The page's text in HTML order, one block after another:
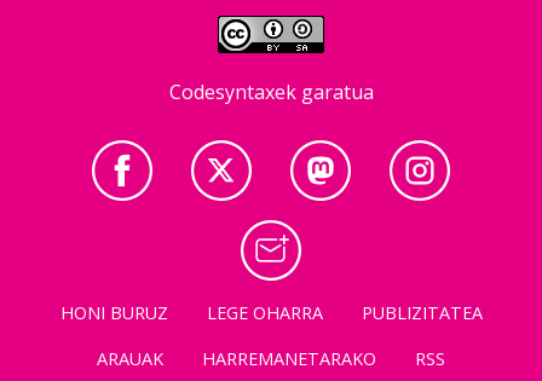
Codesyntaxek garatua
HONI BURUZ LEGE OHARRA
PUBLIZITATEA
ARAUAK
HARREMANETARAKO RSS